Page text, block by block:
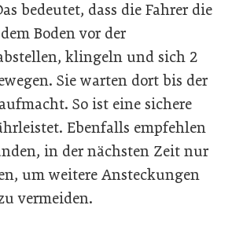
bedeutet, dass die Fahrer die
Boden vor der
klingeln und sich 2
Sie warten dort bis der
So ist eine sichere
Ebenfalls empfehlen
in der nächsten Zeit nur
um weitere Ansteckungen
vermeiden.